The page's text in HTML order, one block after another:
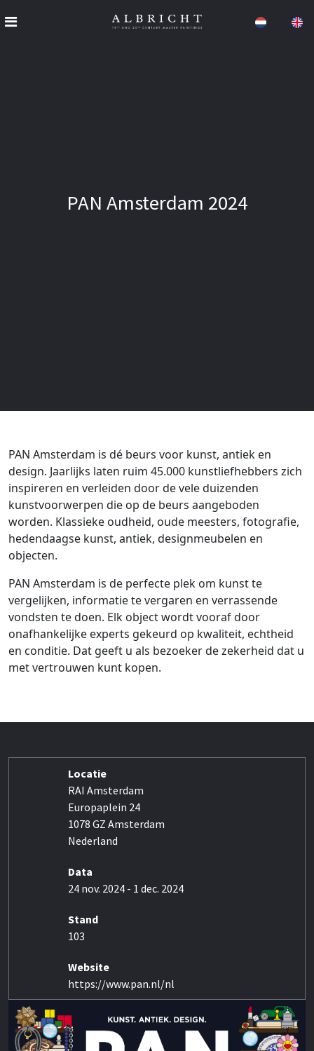
PAN Amsterdam 2024
PAN Amsterdam is dé beurs voor kunst, antiek en
design. Jaarlijks laten ruim 45.000 kunstliefhebbers zich
inspireren en verleiden door de vele duizenden
kunstvoorwerpen die op de beurs aangeboden
worden. Klassieke oudheid, oude meesters, fotografie,
hedendaagse kunst, antiek, designmeubelen en
objecten.
PAN Amsterdam is de perfecte plek om kunst te
vergelijken, informatie te vergaren en verrassende
vondsten te doen. Elk object wordt vooraf door
onafhankelijke experts gekeurd op kwaliteit, echtheid
en conditie. Dat geeft u als bezoeker de zekerheid dat u
met vertrouwen kunt kopen.
Locatie
RAI Amsterdam
Europaplein 24
1078 GZ Amsterdam
Nederland
Data
24 nov. 2024 - 1 dec. 2024
Stand
103
Website
https://www.pan.nl/nl